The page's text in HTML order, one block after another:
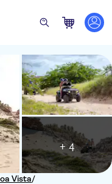
Vista/
+ 4